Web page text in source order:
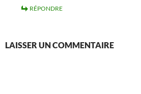
RÉPONDRE
LAISSER UN COMMENTAIRE